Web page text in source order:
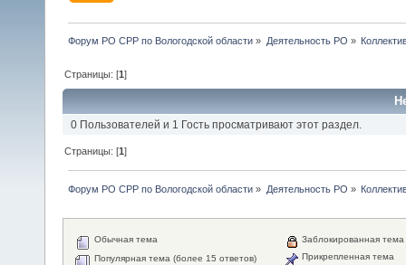
Форум РО СРР по Вологодской области » Деятельность РО »
Страницы: [1]
0 Пользователей и 1 Гость просматривают этот раздел.
Страницы: [1]
Форум РО СРР по Вологодской области » Деятельность РО »
Обычная тема
Популярная тема (более 15 ответов)
Заблокированная тема
Прикрепленная тема